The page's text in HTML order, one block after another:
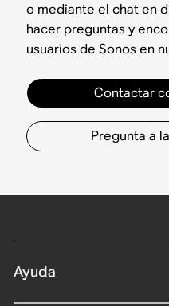
o mediante el chat en
hacer preguntas y
usuarios de Sonos en
Contactar
Pregunta a
Ayuda